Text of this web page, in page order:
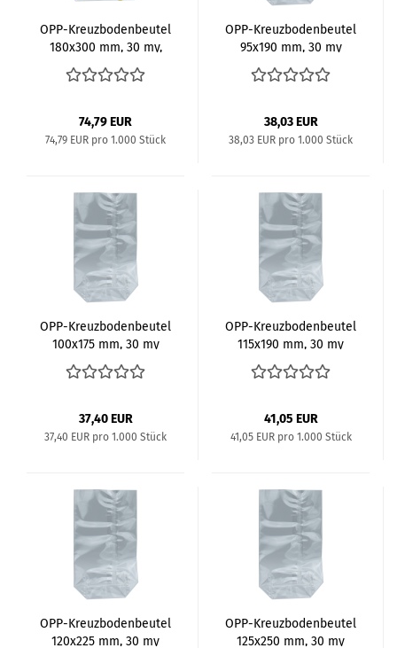
OPP-​Kreuz­bo­den­beu­tel
180x300 mm, 30 my,
Motiv "Stern"
74,79 EUR
74,79 EUR pro 1.000 Stück
OPP-​Kreuz­bo­den­beu­tel
95x190 mm, 30 my
38,03 EUR
38,03 EUR pro 1.000 Stück
OPP-​Kreuz­bo­den­beu­tel
100x175 mm, 30 my
37,40 EUR
37,40 EUR pro 1.000 Stück
OPP-​Kreuz­bo­den­beu­tel
115x190 mm, 30 my
41,05 EUR
41,05 EUR pro 1.000 Stück
OPP-​Kreuz­bo­den­beu­tel
120x225 mm, 30 my
OPP-​Kreuz­bo­den­beu­tel
125x250 mm, 30 my